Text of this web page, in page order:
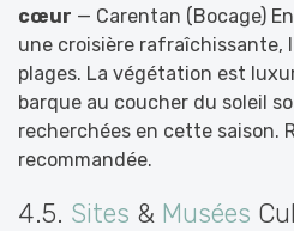
cœur — Carentan (Bocage)
une croisière rafraîchissante,
plages. La végétation est
barque au coucher du soleil
recherchées en cette saison.
recommandée.
4.5. Sites & Musées